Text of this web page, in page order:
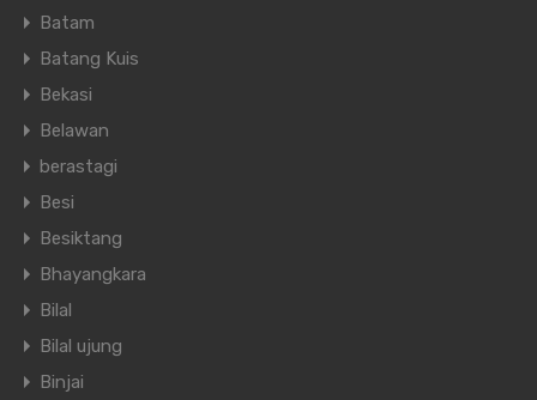
Batam
Batang Kuis
Bekasi
Belawan
berastagi
Besi
Besiktang
Bhayangkara
Bilal
Bilal ujung
Binjai